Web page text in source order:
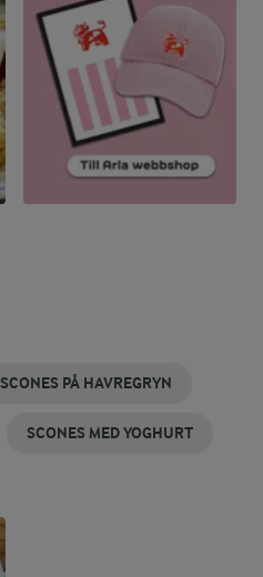
SCONES PÅ HAVREGRYN
SCONES MED YOGHURT